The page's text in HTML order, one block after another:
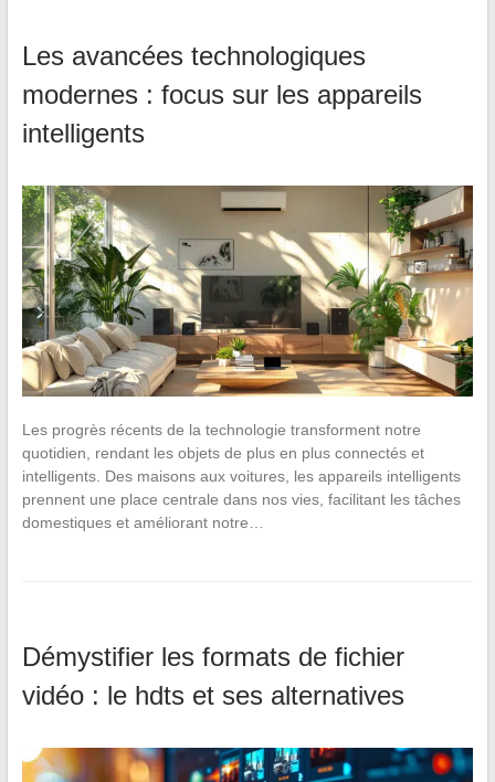
Les avancées technologiques
modernes : focus sur les appareils
intelligents
Les progrès récents de la technologie transforment notre
quotidien, rendant les objets de plus en plus connectés et
intelligents. Des maisons aux voitures, les appareils intelligents
prennent une place centrale dans nos vies, facilitant les tâches
domestiques et améliorant notre…
Démystifier les formats de fichier
vidéo : le hdts et ses alternatives